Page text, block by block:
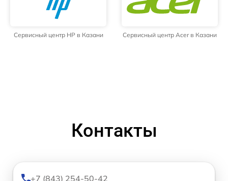
Сервисный центр HP в Казани Сервисный центр Acer в Казани
Контакты
+7 (843) 254-50-42